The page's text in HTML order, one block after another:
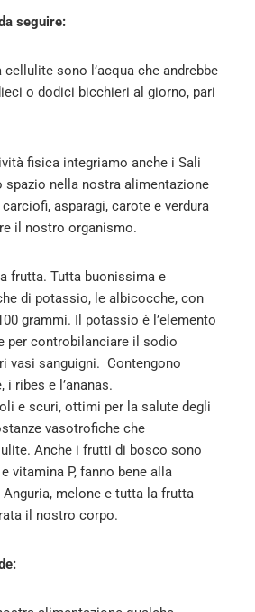
seguire:
sono l’acqua che andrebbe
o dodici bicchieri al giorno, pari
fisica integriamo anche i Sali
spazio nella nostra alimentazione
asparagi, carote e verdura
il nostro organismo.
frutta. Tutta buonissima e
di potassio, le albicocche, con
grammi. Il potassio è l’elemento
per controbilanciare il sodio
vasi sanguigni. Contengono
ribes e l’ananas.
e scuri, ottimi per la salute degli
vasotrofiche che
Anche i frutti di bosco sono
vitamina P, fanno bene alla
melone e tutta la frutta
il nostro corpo.